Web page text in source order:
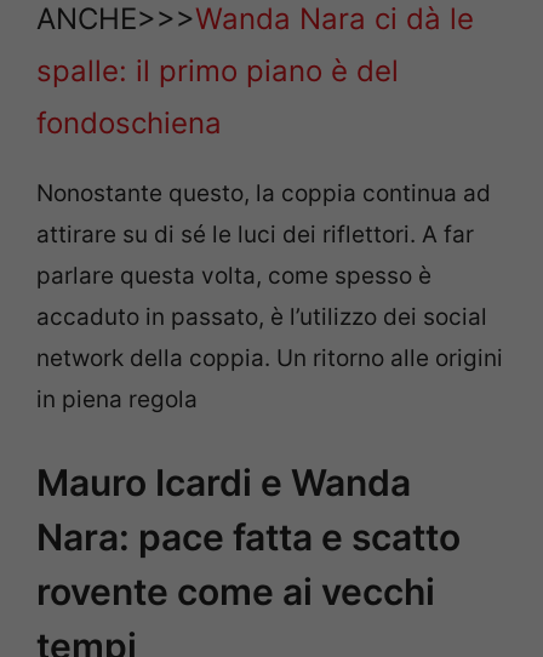
ANCHE>>>Wanda Nara ci dà le
spalle: il primo piano è del
fondoschiena
Nonostante questo, la coppia continua ad
attirare su di sé le luci dei riflettori. A far
parlare questa volta, come spesso è
accaduto in passato, è l’utilizzo dei social
network della coppia. Un ritorno alle origini
in piena regola
Mauro Icardi e Wanda
Nara: pace fatta e scatto
rovente come ai vecchi
tempi